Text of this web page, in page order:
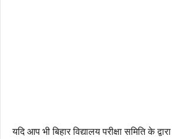
यदि आप भी बिहार विद्यालय परीक्षा समिति के